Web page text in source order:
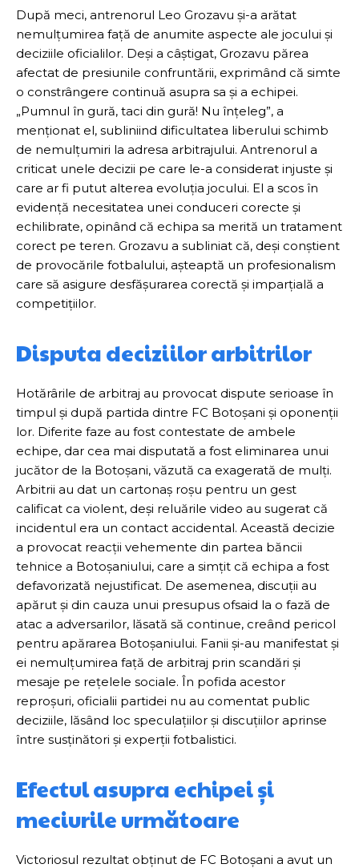
După meci, antrenorul Leo Grozavu și-a arătat
nemulțumirea față de anumite aspecte ale jocului și
deciziile oficialilor. Deși a câștigat, Grozavu părea
afectat de presiunile confruntării, exprimând că simte
o constrângere continuă asupra sa și a echipei.
„Pumnul în gură, taci din gură! Nu înțeleg”, a
menționat el, subliniind dificultatea liberului schimb
de nemulțumiri la adresa arbitrajului. Antrenorul a
criticat unele decizii pe care le-a considerat injuste și
care ar fi putut alterea evoluția jocului. El a scos în
evidență necesitatea unei conduceri corecte și
echilibrate, opinând că echipa sa merită un tratament
corect pe teren. Grozavu a subliniat că, deși conștient
de provocările fotbalului, așteaptă un profesionalism
care să asigure desfășurarea corectă și imparțială a
competițiilor.
Disputa deciziilor arbitrilor
Hotărârile de arbitraj au provocat dispute serioase în
timpul și după partida dintre FC Botoșani și oponenții
lor. Diferite faze au fost contestate de ambele
echipe, dar cea mai disputată a fost eliminarea unui
jucător de la Botoșani, văzută ca exagerată de mulți.
Arbitrii au dat un cartonaș roșu pentru un gest
calificat ca violent, deși reluările video au sugerat că
incidentul era un contact accidental. Această decizie
a provocat reacții vehemente din partea băncii
tehnice a Botoșaniului, care a simțit că echipa a fost
defavorizată nejustificat. De asemenea, discuții au
apărut și din cauza unui presupus ofsaid la o fază de
atac a adversarilor, lăsată să continue, creând pericol
pentru apărarea Botoșaniului. Fanii și-au manifestat și
ei nemulțumirea față de arbitraj prin scandări și
mesaje pe rețelele sociale. În pofida acestor
reproșuri, oficialii partidei nu au comentat public
deciziile, lăsând loc speculațiilor și discuțiilor aprinse
între susținători și experții fotbalistici.
Efectul asupra echipei și
meciurile următoare
Victoriosul rezultat obținut de FC Botoșani a avut un